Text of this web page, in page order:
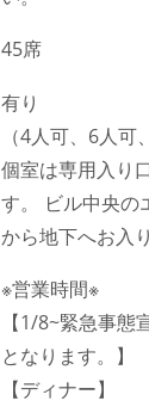
45席
有り
（4人可、6人可
個室は専用入り
す。 ビル中央の
から地下へお入
※営業時間※
【1/8~緊急事態
となります。】
【ディナー】